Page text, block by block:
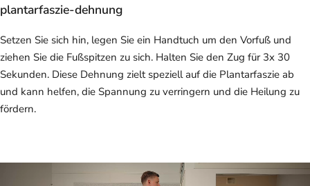
plantarfaszie-dehnung
Setzen Sie sich hin, legen Sie ein Handtuch um den Vorfuß und
ziehen Sie die Fußspitzen zu sich. Halten Sie den Zug für 3x 30
Sekunden. Diese Dehnung zielt speziell auf die Plantarfaszie ab
und kann helfen, die Spannung zu verringern und die Heilung zu
fördern.